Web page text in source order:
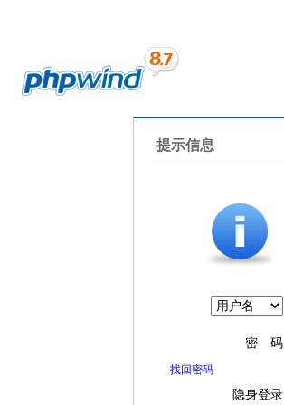
提示信息
密 码
找回密码
隐身登录